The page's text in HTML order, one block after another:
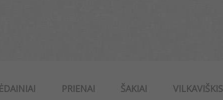
PRIENAI ŠAKIAI
VILKAVIŠKIS